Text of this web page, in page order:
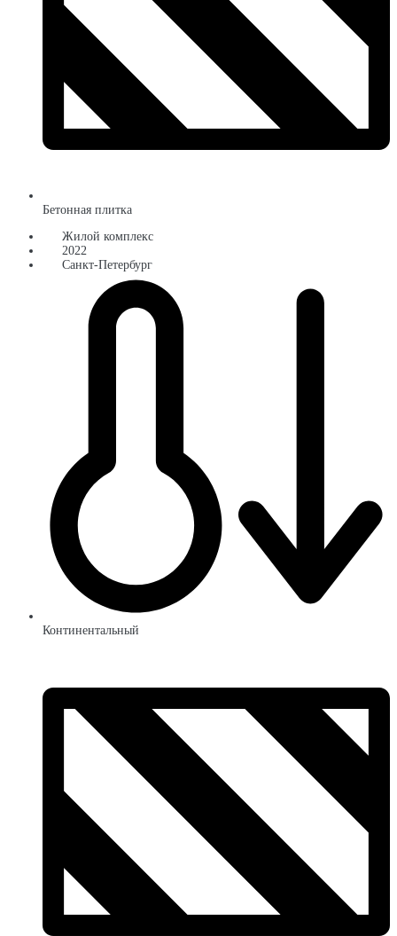
Бетонная плитка
Жилой комплекс
2022
Санкт-Петербург
Континентальный